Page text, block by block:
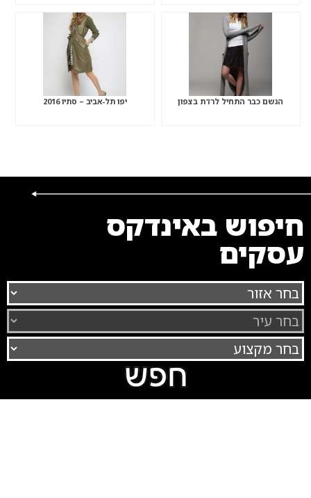
הגשם כבר התחיל לרדת בצפון יפו תל-אביב – סתיו 2016
חיפוש באינדקס
עסקים